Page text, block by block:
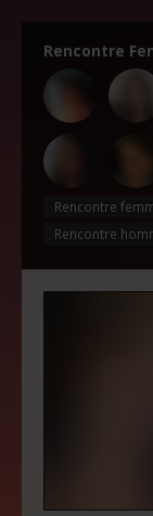
Rencontre
Rencontre
Rencontre